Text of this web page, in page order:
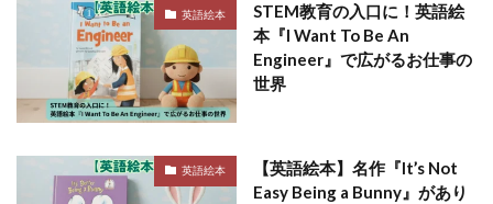
英語絵本
STEM教育の入口に！英語絵
本『I Want To Be An
Engineer』で広がるお仕事の
世界
英語絵本
【英語絵本】名作『It’s Not
Easy Being a Bunny』があり